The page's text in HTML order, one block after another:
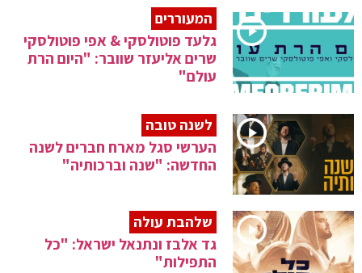
המעוררים
גלעד פוטולסקי & אפי פוטולסקי
שרים אליעזר שוובר: "היום הרת
עולם"
לשנה טובה
הערשי סגל מארח חברים לשנה
החדשה: "שנה וברכותיה"
שלהבת עולה
גד אלבז ונתנאל ישראל: "כל
התפילות"